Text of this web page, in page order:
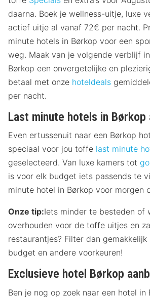
daarna. Boek je wellness-uitje, luxe
actief uitje al vanaf 72€ per nacht.
minute hotels in Børkop voor een
weg. Maak van je volgende verblijf
Børkop een onvergetelijke en
betaal met onze hoteldeals
per nacht.
Last minute hotels in Børkop
Even ertussenuit naar een Børkop
speciaal voor jou toffe last minute
geselecteerd. Van luxe kamers tot
is voor elk budget iets passends te
minute hotel in Børkop voor morgen
Onze tip:Iets minder te besteden of
overhouden voor de toffe uitjes en
restaurantjes? Filter dan gemakkelijk
budget en andere voorkeuren!
Exclusieve hotel Børkop
Ben je nog op zoek naar een hotel in